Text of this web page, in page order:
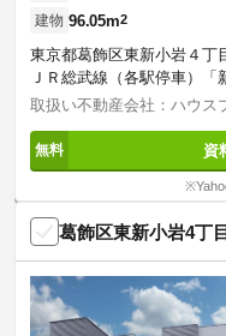
建物 96.05m2
東京都葛飾区東新小岩４丁
ＪＲ総武線（各駅停車）
取扱い不動産会社：ハウ
資
葛飾区東新小岩4丁目